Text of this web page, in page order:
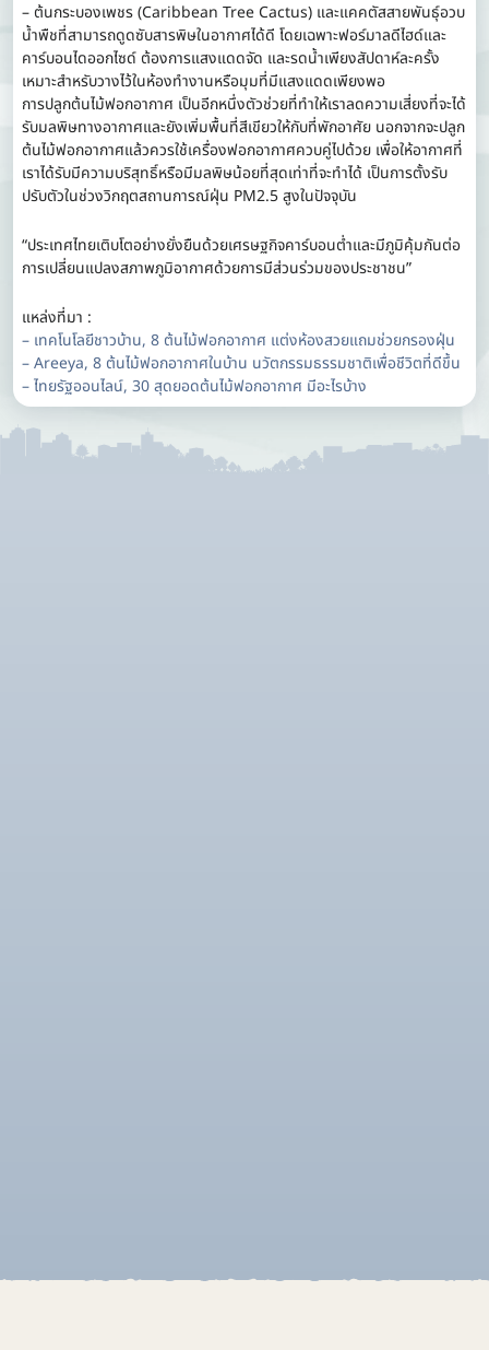
– ต้นกระบองเพชร (Caribbean Tree Cactus) และแคคตัสสายพันธุ์อวบ
น้ำพืชที่สามารถดูดซับสารพิษในอากาศได้ดี โดยเฉพาะฟอร์มาลดีไฮด์และ
คาร์บอนไดออกไซด์ ต้องการแสงแดดจัด และรดน้ำเพียงสัปดาห์ละครั้ง
เหมาะสำหรับวางไว้ในห้องทำงานหรือมุมที่มีแสงแดดเพียงพอ
การปลูกต้นไม้ฟอกอากาศ เป็นอีกหนึ่งตัวช่วยที่ทำให้เราลดความเสี่ยงที่จะได้
รับมลพิษทางอากาศและยังเพิ่มพื้นที่สีเขียวให้กับที่พักอาศัย นอกจากจะปลูก
ต้นไม้ฟอกอากาศแล้วควรใช้เครื่องฟอกอากาศควบคู่ไปด้วย เพื่อให้อากาศที่
เราได้รับมีความบริสุทธิ์หรือมีมลพิษน้อยที่สุดเท่าที่จะทำได้ เป็นการตั้งรับ
ปรับตัวในช่วงวิกฤตสถานการณ์ฝุ่น PM2.5 สูงในปัจจุบัน
“ประเทศไทยเติบโตอย่างยั่งยืนด้วยเศรษฐกิจคาร์บอนต่ำและมีภูมิคุ้มกันต่อ
การเปลี่ยนแปลงสภาพภูมิอากาศด้วยการมีส่วนร่วมของประชาชน”
แหล่งที่มา :
– เทคโนโลยีชาวบ้าน, 8 ต้นไม้ฟอกอากาศ แต่งห้องสวยแถมช่วยกรองฝุ่น
– Areeya, 8 ต้นไม้ฟอกอากาศในบ้าน นวัตกรรมธรรมชาติเพื่อชีวิตที่ดีขึ้น
– ไทยรัฐออนไลน์, 30 สุดยอดต้นไม้ฟอกอากาศ มีอะไรบ้าง